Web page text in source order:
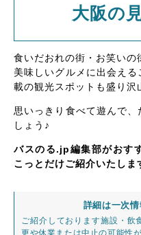
大阪の
食いだおれの街・お笑いの
美味しいグルメに出会え
載の観光スポットも盛り沢
思いっきり食べて遊んで
しょう♪
バスのる.jp編集部がおす
こっとだけご紹介いたしま
詳細は一次
ご紹介しております施設・飲
更や休業または中止の可能性